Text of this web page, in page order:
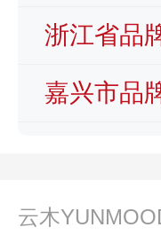
浙江省品
嘉兴市品
云木